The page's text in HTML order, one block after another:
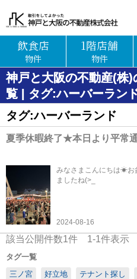
飲食店
物件
1階店舗
物件
神戸と大阪の不動産(株
覧 | タグ:ハーバーラン
タグ:ハーバーランド
夏季休暇終了★本日より平常
みなさまこんにちは☀お
ましたね(>_
2024-08-16
該当公開件数1件 1-1件表示
タグ一覧
三ノ宮
好立地 テナント探し